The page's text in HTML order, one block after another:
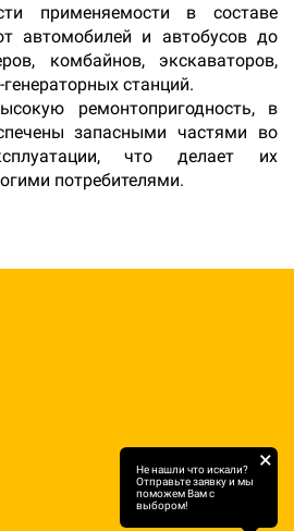
применяемости в составе
автомобилей и автобусов до
комбайнов, экскаваторов,
станций.
ремонтопригодность, в
запасными частями во
что делает их
потребителями.
Не нашли что искали?
Отправьте заявку и мы
поможем Вам с
выбором!
×